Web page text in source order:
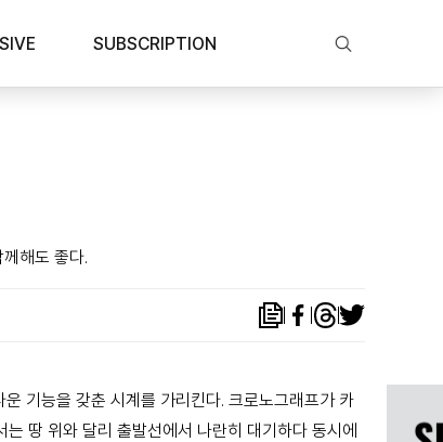
SUBSCRIPTION
해도 좋다.
기능을 갖춘 시계를 가리킨다. 크로노그래프가 카
땅 위와 달리 출발선에서 나란히 대기하다 동시에